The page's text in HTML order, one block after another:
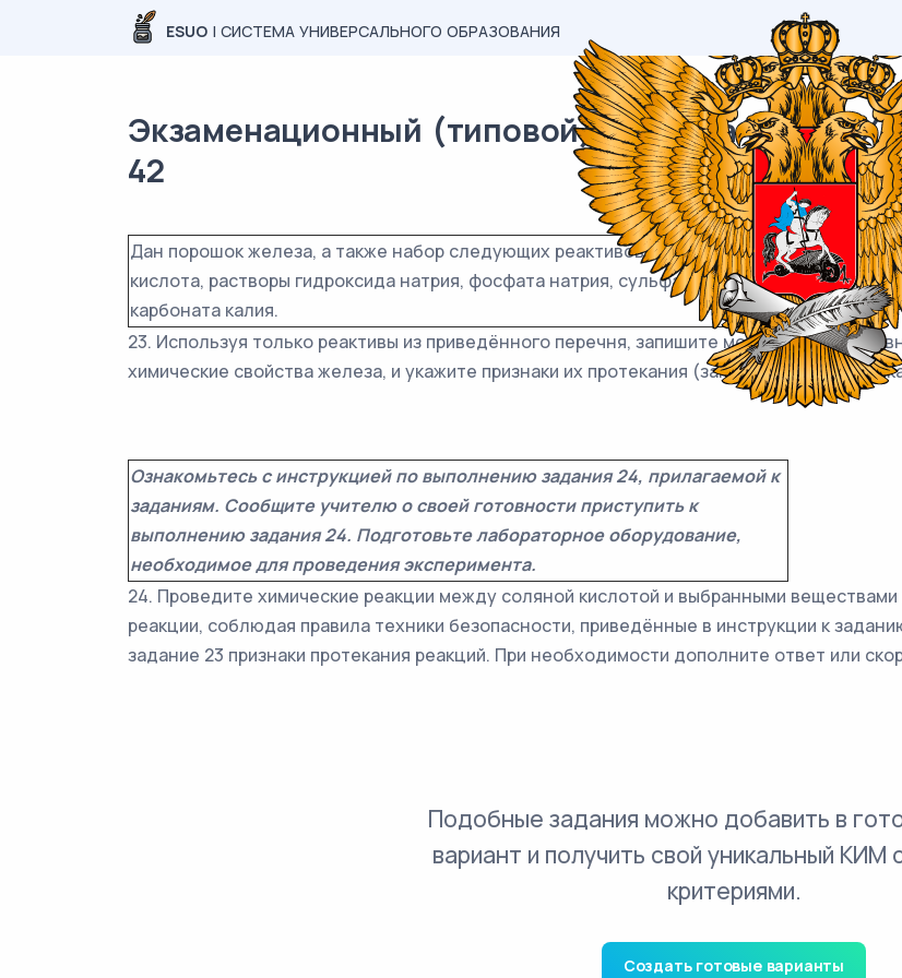
ESUO | СИСТЕМА УНИВЕРСАЛЬНОГО ОБРАЗОВАНИЯ
Экзаменационный (типовой) материал ОГЭ /
42
Дан порошок железа, а также набор следующих реактивов: соляная
кислота, растворы гидроксида натрия, фосфата натрия, сульфата меди(II),
карбоната калия.
23. Используя только реактивы из приведённого перечня, запишите молекулярные
химические свойства железа, и укажите признаки их протекания (запах газа, цвет
Ознакомьтесь с инструкцией по выполнению задания 24, прилагаемой к
заданиям. Сообщите учителю о своей готовности приступить к
выполнению задания 24. Подготовьте лабораторное оборудование,
необходимое для проведения эксперимента.
24. Проведите химические реакции между соляной кислотой и выбранными
реакции, соблюдая правила техники безопасности, приведённые в инструкции к
задание 23 признаки протекания реакций. При необходимости дополните ответ или
Подобные задания можно добавить в
вариант и получить свой уникальный КИМ
критериями.
Создать готовые варианты